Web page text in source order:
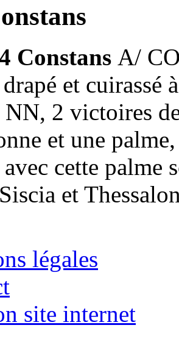
Constans A/
drapé et
2 victoires
et une
cette palme
et
légales
site internet